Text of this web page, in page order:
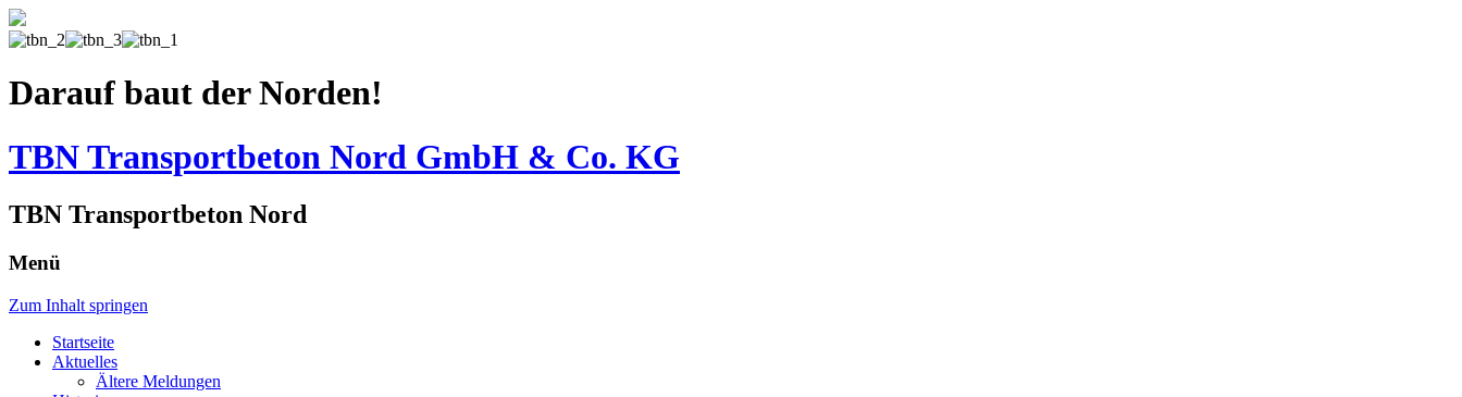
Darauf baut der Norden!
TBN Transportbeton Nord GmbH & Co. KG
TBN Transportbeton Nord
Menü
Zum Inhalt springen
Startseite
Aktuelles
Ältere Meldungen